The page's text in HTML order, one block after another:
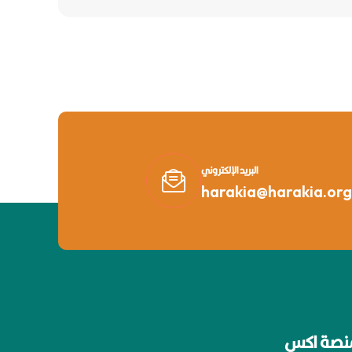
البريد الإلكتروني
اكس